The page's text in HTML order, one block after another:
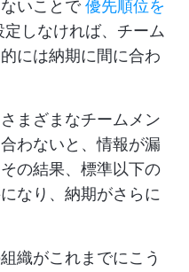
いことで優先順位を
しなければ、チーム
には納期に間に合わ
まざまなチームメン
わないと、情報が漏
の結果、標準以下の
なり、納期がさらに
織がこれまでにこう